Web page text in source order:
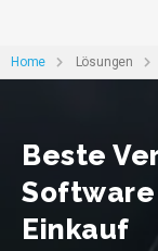
Home Lösungen
Beste
Einkauf